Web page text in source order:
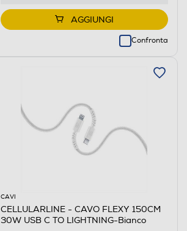
AGGIUNGI
Confronta
CAVI
CELLULARLINE - CAVO FLEXY 150CM
30W USB C TO LIGHTNING-Bianco